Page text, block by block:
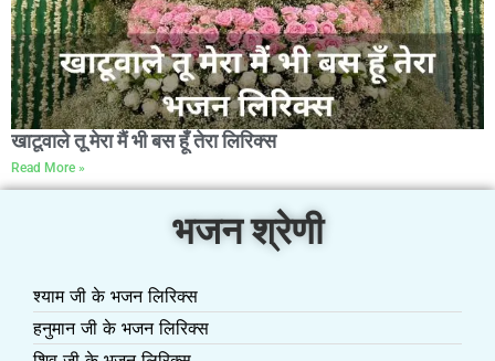
खाटूवाले तू मेरा मैं भी बस हूँ तेरा लिरिक्स
Read More »
भजन श्रेणी
श्याम जी के भजन लिरिक्स
हनुमान जी के भजन लिरिक्स